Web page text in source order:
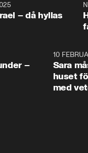
– då hyllas
–
10
Sara
huset
med